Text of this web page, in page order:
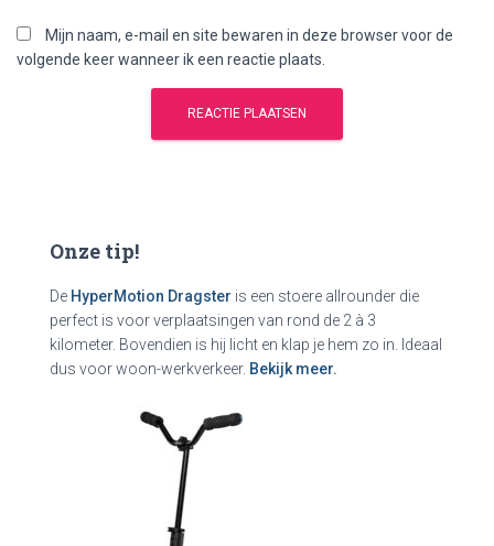
Mijn naam, e-mail en site bewaren in deze browser voor de
volgende keer wanneer ik een reactie plaats.
Onze tip!
De HyperMotion Dragster is een stoere allrounder die
perfect is voor verplaatsingen van rond de 2 à 3
kilometer. Bovendien is hij licht en klap je hem zo in. Ideaal
dus voor woon-werkverkeer. Bekijk meer.